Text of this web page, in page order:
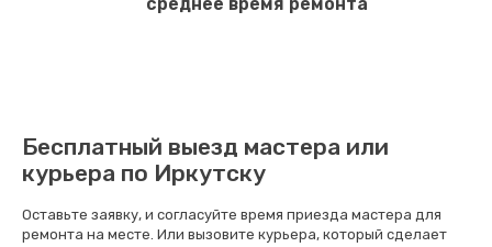
Бесплатный выезд мастера или
курьера по Иркутску
Оставьте заявку, и согласуйте время приезда мастера для
ремонта на месте. Или вызовите курьера, который сделает